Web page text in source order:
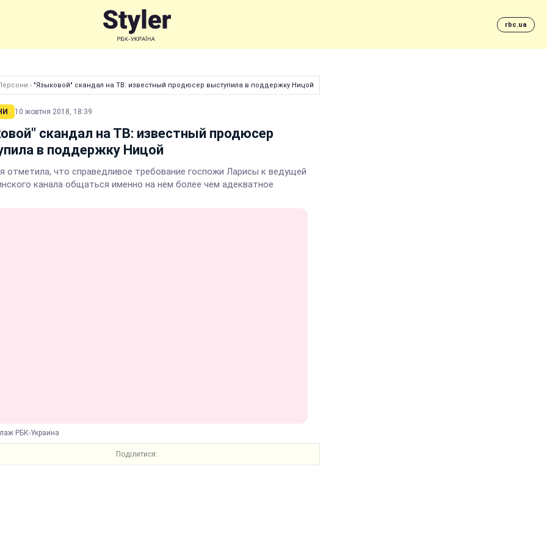
rbc.ua
› "Языковой" скандал на ТВ: известный продюсер выступила в поддержку Ницой
10 жовтня 2018, 18:39
скандал на ТВ: известный продюсер
в поддержку Ницой
отметила, что справедливое требование госпожи Ларисы к ведущей
канала общаться именно на нем более чем адекватное
РБК-Украина
Поділитися: